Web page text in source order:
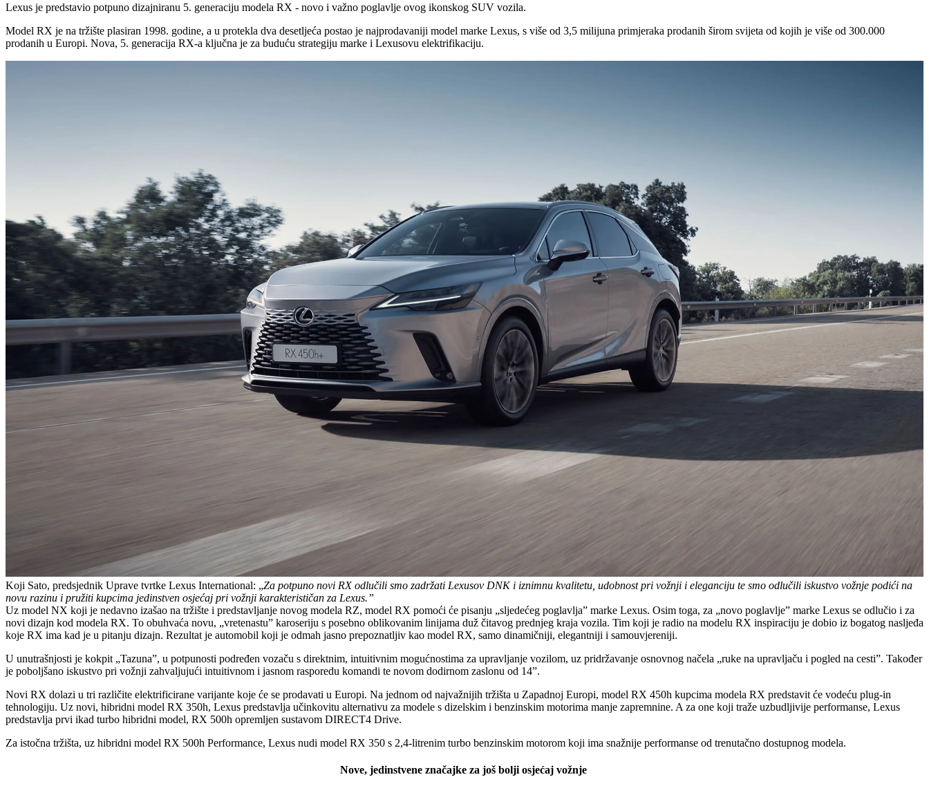
Lexus je predstavio potpuno dizajniranu 5. generaciju modela RX - novo i važno poglavlje ovog ikonskog SUV vozila.
Model RX je na tržište plasiran 1998. godine, a u protekla dva desetljeća postao je najprodavaniji model marke Lexus, s više od 3,5 milijuna primjeraka prodanih širom svijeta od kojih je više od 300.000
prodanih u Europi. Nova, 5. generacija RX-a ključna je za buduću strategiju marke i Lexusovu elektrifikaciju.
Koji Sato, predsjednik Uprave tvrtke Lexus International: „Za potpuno novi RX odlučili smo zadržati Lexusov DNK i iznimnu kvalitetu, udobnost pri vožnji i eleganciju te smo odlučili iskustvo vožnje podići na
novu razinu i pružiti kupcima jedinstven osjećaj pri vožnji karakterističan za Lexus.”
Uz model NX koji je nedavno izašao na tržište i predstavljanje novog modela RZ, model RX pomoći će pisanju „sljedećeg poglavlja” marke Lexus. Osim toga, za „novo poglavlje” marke Lexus se odlučio i za
novi dizajn kod modela RX. To obuhvaća novu, „vretenastu” karoseriju s posebno oblikovanim linijama duž čitavog prednjeg kraja vozila. Tim koji je radio na modelu RX inspiraciju je dobio iz bogatog nasljeđa
koje RX ima kad je u pitanju dizajn. Rezultat je automobil koji je odmah jasno prepoznatljiv kao model RX, samo dinamičniji, elegantniji i samouvjereniji.
U unutrašnjosti je kokpit „Tazuna”, u potpunosti podređen vozaču s direktnim, intuitivnim mogućnostima za upravljanje vozilom, uz pridržavanje osnovnog načela „ruke na upravljaču i pogled na cesti”. Također
je poboljšano iskustvo pri vožnji zahvaljujući intuitivnom i jasnom rasporedu komandi te novom dodirnom zaslonu od 14”.
Novi RX dolazi u tri različite elektrificirane varijante koje će se prodavati u Europi. Na jednom od najvažnijih tržišta u Zapadnoj Europi, model RX 450h kupcima modela RX predstavit će vodeću plug-in
tehnologiju. Uz novi, hibridni model RX 350h, Lexus predstavlja učinkovitu alternativu za modele s dizelskim i benzinskim motorima manje zapremnine. A za one koji traže uzbudljivije performanse, Lexus
predstavlja prvi ikad turbo hibridni model, RX 500h opremljen sustavom DIRECT4 Drive.
Za istočna tržišta, uz hibridni model RX 500h Performance, Lexus nudi model RX 350 s 2,4-litrenim turbo benzinskim motorom koji ima snažnije performanse od trenutačno dostupnog modela.
Nove, jedinstvene značajke za još bolji osjećaj vožnje